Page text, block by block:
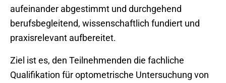
aufeinander abgestimmt und durchgehend
berufsbegleitend, wissenschaftlich fundiert und
praxisrelevant aufbereitet.
Ziel ist es, den Teilnehmenden die fachliche
Qualifikation für optometrische Untersuchung von